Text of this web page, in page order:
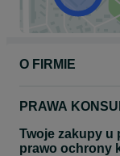
O FIRMIE
PRAWA
Twoje zakupy u
prawo ochrony